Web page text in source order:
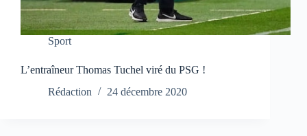
Sport
L’entraîneur Thomas Tuchel viré du PSG !
Rédaction
24 décembre 2020